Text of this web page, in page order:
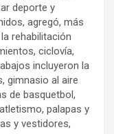
deporte y
agregó, más
rehabilitación
ciclovía,
incluyeron la
gimnasio al aire
de basquetbol,
palapas y
y vestidores,